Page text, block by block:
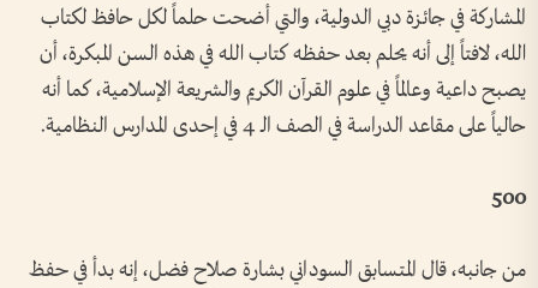
المشاركة في جائزة دبي الدولية، والتي أضحت حلماً لكل حافظ لكتاب
الله، لافتاً إلى أنه يحلم بعد حفظه كتاب الله في هذه السن المبكرة، أن
يصبح داعية وعالماً في علوم القرآن الكريم والشريعة الإسلامية، كما أنه
حالياً على مقاعد الدراسة في الصف الـ 4 في إحدى المدارس النظامية.
500
من جانبه، قال المتسابق السوداني بشارة صلاح فضل، إنه بدأ في حفظ